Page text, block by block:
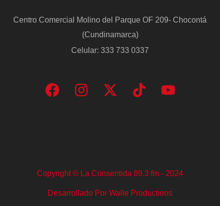
Centro Comercial Molino del Parque OF 209- Chocontá
(Cundinamarca)
Celular: 333 733 0337
Copyright © La Consentida 89.3 fm - 2024
Desarrollado Por Walle Productions